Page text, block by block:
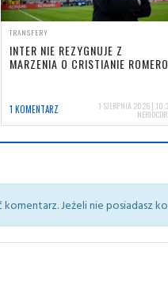
TRANSFERY
INTER NIE REZYGNUJE Z
MARZENIA O CRISTIANIE ROMERO
1 KOMENTARZ 1 SIERPNIA 2026 |
Jeżeli nie posiadasz